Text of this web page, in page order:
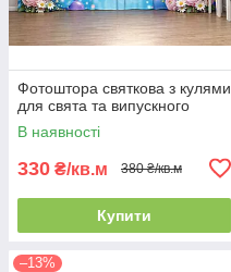
Фотоштора святкова з кулями
для свята та випускного
В наявності
330 ₴/кв.м 380 ₴/кв.м
Купити
–13%